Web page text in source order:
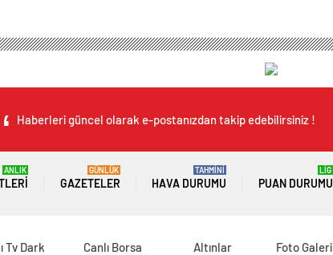
Haberleri güncel olarak e-postanızdan takip edebilirsiniz !
ANLIK
GAZETELER
GÜNLÜK
HAVA DURUMU
TAHMİNİ
PUAN DURUMU
LİG
Tv Dark
Canlı Borsa
Altınlar
Foto Galeri